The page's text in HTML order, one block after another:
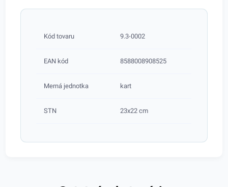
Kód tovaru 9.3-0002
EAN kód 8588008908525
Merná jednotka kart
STN 23x22 cm